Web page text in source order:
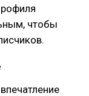
чтобы